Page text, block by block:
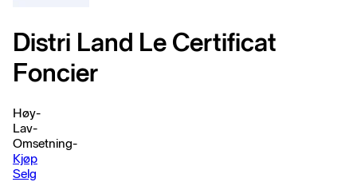
Distri Land Le Certificat
Foncier
Høy-
Lav-
Omsetning-
Kjøp
Selg